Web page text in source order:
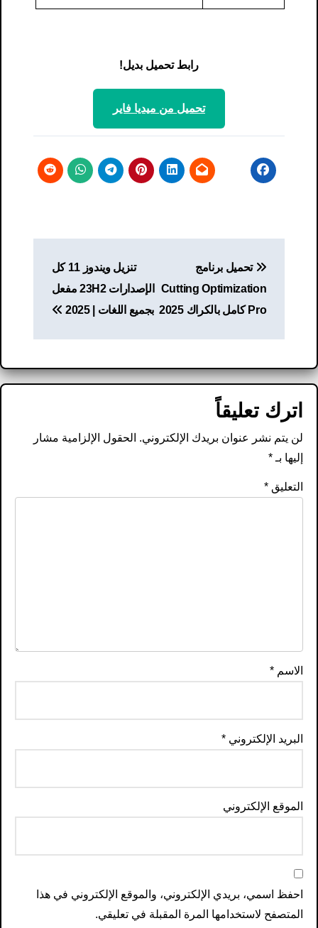
رابط تحميل بديل!
تحميل من ميديا ​​فاير
المقالات
تحميل برنامج
Cutting Optimization
Pro كامل بالكراك​ 2025
تنزيل ويندوز 11 كل
الإصدارات 23H2 مفعل
بجميع اللغات | 2025
اترك تعليقاً
لن يتم نشر عنوان بريدك الإلكتروني. الحقول الإلزامية مشار
إليها بـ*
التعليق*
الاسم*
البريد الإلكتروني*
الموقع الإلكتروني
احفظ اسمي، بريدي الإلكتروني، والموقع الإلكتروني في هذا
المتصفح لاستخدامها المرة المقبلة في تعليقي.